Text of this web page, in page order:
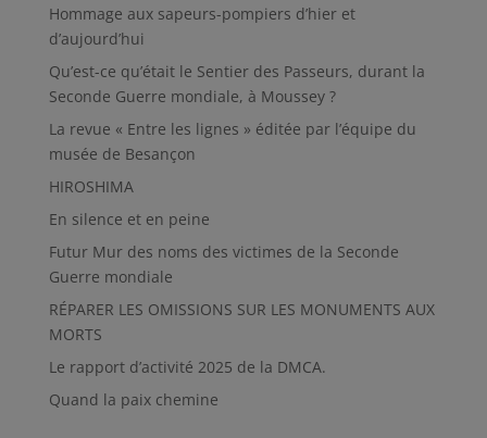
Hommage aux sapeurs-pompiers d’hier et
d’aujourd’hui
Qu’est-ce qu’était le Sentier des Passeurs, durant la
Seconde Guerre mondiale, à Moussey ?
La revue « Entre les lignes » éditée par l’équipe du
musée de Besançon
HIROSHIMA
En silence et en peine
Futur Mur des noms des victimes de la Seconde
Guerre mondiale
RÉPARER LES OMISSIONS SUR LES MONUMENTS AUX
MORTS
Le rapport d’activité 2025 de la DMCA.
Quand la paix chemine